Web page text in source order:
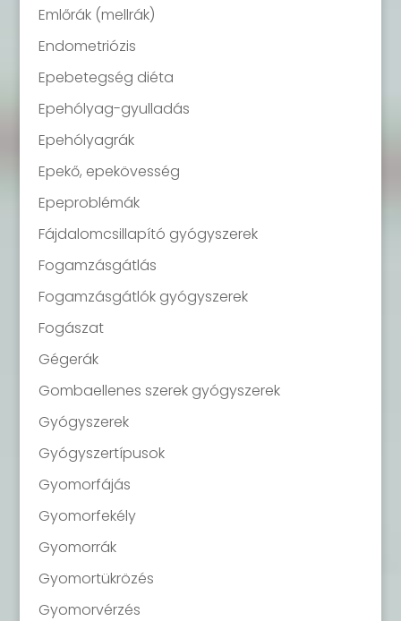
Emlőrák (mellrák)
Endometriózis
Epebetegség diéta
Epehólyag-gyulladás
Epehólyagrák
Epekő, epekövesség
Epeproblémák
Fájdalomcsillapító gyógyszerek
Fogamzásgátlás
Fogamzásgátlók gyógyszerek
Fogászat
Gégerák
Gombaellenes szerek gyógyszerek
Gyógyszerek
Gyógyszertípusok
Gyomorfájás
Gyomorfekély
Gyomorrák
Gyomortükrözés
Gyomorvérzés